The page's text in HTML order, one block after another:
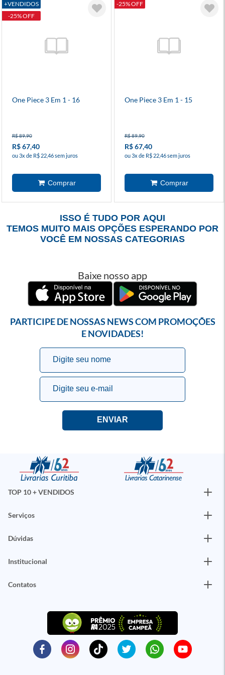
+VENDIDOS
-25% OFF
One Piece 3 Em 1 - 16
R$ 89,90
R$ 67,40
ou 3x de R$ 22,46 sem juros
-25% OFF
One Piece 3 Em 1 - 15
R$ 89,90
R$ 67,40
ou 3x de R$ 22,46 sem juros
ISSO É TUDO POR AQUI
TEMOS MUITO MAIS OPÇÕES ESPERANDO POR
VOCÊ EM NOSSAS CATEGORIAS
Baixe nosso app
PARTICIPE DE NOSSAS NEWS COM PROMOÇÕES
E NOVIDADES!
TOP 10 + VENDIDOS
Serviços
Dúvidas
Institucional
Contatos